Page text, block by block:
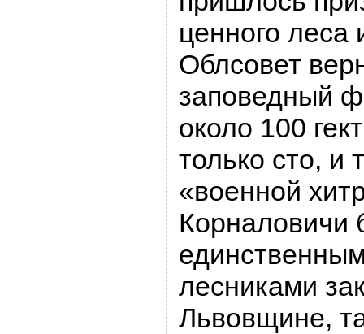
ценного леса
Облсовет
заповедный
около 100
только сто, и
«военной
Корналовичи
лесниками
Львовщине,